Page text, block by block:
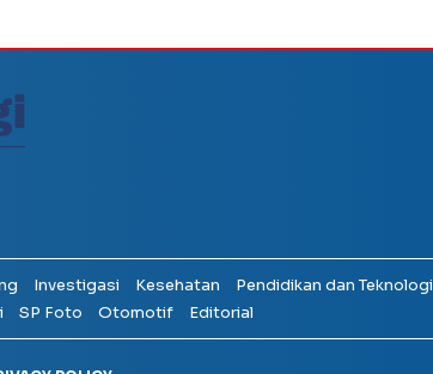
Investigasi Kesehatan
Pendidikan dan Teknologi
SP Foto Otomotif Editorial